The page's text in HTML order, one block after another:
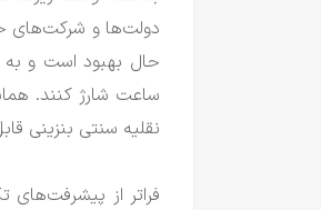
دولت‌ها و شرکت‌های
حال بهبود است و
ساعت شارژ کنند.
نقلیه سنتی بنزینی
فراتر از